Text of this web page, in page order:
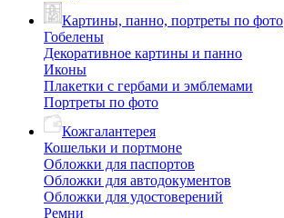
Картины, панно, портреты по фото
Гобелены
Декоративное картины и панно
Иконы
Плакетки с гербами и эмблемами
Портреты по фото
Кожгалантерея
Кошельки и портмоне
Обложки для паспортов
Обложки для автодокументов
Обложки для удостоверений
Ремни